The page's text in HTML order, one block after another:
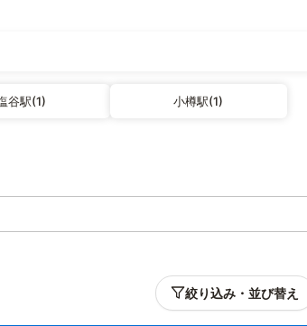
谷駅(1) 小樽駅(1)
絞り込み・並び替え